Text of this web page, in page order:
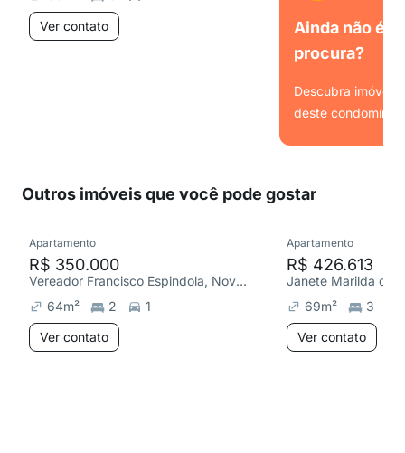
Ver contato
Ainda não é
procura?
Descubra imóveis
deste condomínio.
Outros imóveis que você pode gostar
Apartamento
R$ 350.000
Vereador Francisco Espindola, Nova Palhoça
64m² 2
1
Ver contato
Apartamento
R$ 426.613
69m² 3
Ver contato